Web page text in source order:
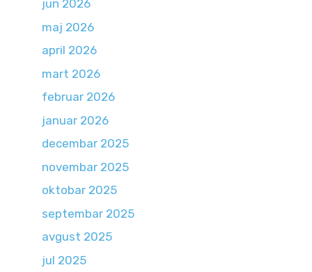
jun 2026
maj 2026
april 2026
mart 2026
februar 2026
januar 2026
decembar 2025
novembar 2025
oktobar 2025
septembar 2025
avgust 2025
jul 2025